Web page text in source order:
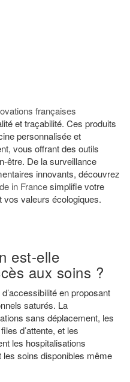
françaises
et traçabilité. Ces produits
personnalisée et
vous offrant des outils
être. De la surveillance
innovants, découvrez
in Francesimplifie votre
valeurs écologiques.
est-elle
aux soins ?
en proposant
saturés. La
sans déplacement, les
d’attente, et les
les hospitalisations
soins disponibles même